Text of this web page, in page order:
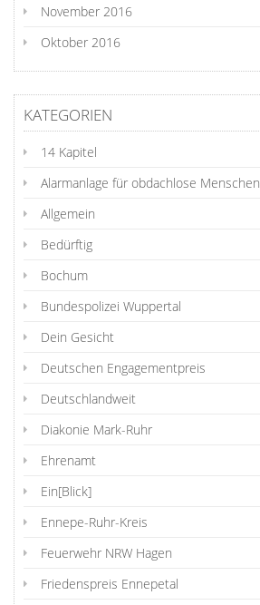
November 2016
Oktober 2016
KATEGORIEN
14 Kapitel
Alarmanlage für obdachlose Menschen
Allgemein
Bedürftig
Bochum
Bundespolizei Wuppertal
Dein Gesicht
Deutschen Engagementpreis
Deutschlandweit
Diakonie Mark-Ruhr
Ehrenamt
Ein[Blick]
Ennepe-Ruhr-Kreis
Feuerwehr NRW Hagen
Friedenspreis Ennepetal